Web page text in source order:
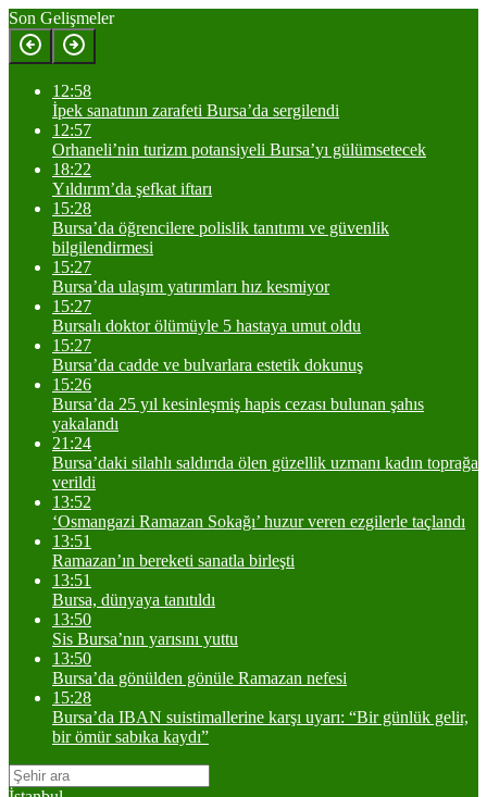
Son Gelişmeler
12:58
İpek sanatının zarafeti Bursa’da sergilendi
12:57
Orhaneli’nin turizm potansiyeli Bursa’yı gülümsetecek
18:22
Yıldırım’da şefkat iftarı
15:28
Bursa’da öğrencilere polislik tanıtımı ve güvenlik
bilgilendirmesi
15:27
Bursa’da ulaşım yatırımları hız kesmiyor
15:27
Bursalı doktor ölümüyle 5 hastaya umut oldu
15:27
Bursa’da cadde ve bulvarlara estetik dokunuş
15:26
Bursa’da 25 yıl kesinleşmiş hapis cezası bulunan şahıs
yakalandı
21:24
Bursa’daki silahlı saldırıda ölen güzellik uzmanı kadın toprağa
verildi
13:52
‘Osmangazi Ramazan Sokağı’ huzur veren ezgilerle taçlandı
13:51
Ramazan’ın bereketi sanatla birleşti
13:51
Bursa, dünyaya tanıtıldı
13:50
Sis Bursa’nın yarısını yuttu
13:50
Bursa’da gönülden gönüle Ramazan nefesi
15:28
Bursa’da IBAN suistimallerine karşı uyarı: “Bir günlük gelir,
bir ömür sabıka kaydı”